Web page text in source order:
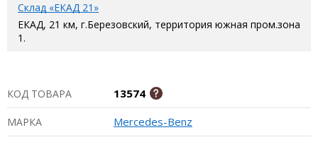
Склад «ЕКАД 21»
ЕКАД, 21 км, г.Березовский, территория южная пром.зона
1.
КОД ТОВАРА 13574
МАРКА Mercedes-Benz